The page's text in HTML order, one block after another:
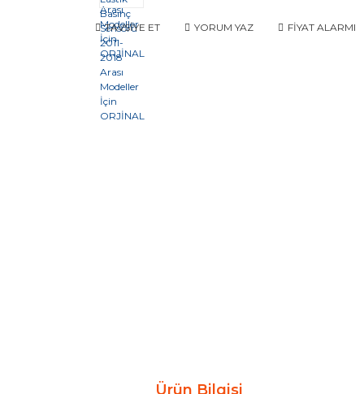
TAVSİYE ET YORUM YAZ FİYAT ALARMI
Ürün Bilgisi